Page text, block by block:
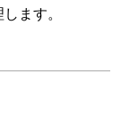
ます。